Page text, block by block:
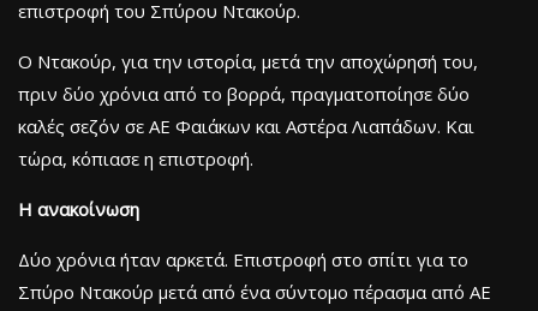
επιστροφή του Σπύρου Ντακούρ.
Ο Ντακούρ, για την ιστορία, μετά την αποχώρησή του,
πριν δύο χρόνια από το βορρά, πραγματοποίησε δύο
καλές σεζόν σε ΑΕ Φαιάκων και Αστέρα Λιαπάδων. Και
τώρα, κόπιασε η επιστροφή.
Η ανακοίνωση
Δύο χρόνια ήταν αρκετά. Επιστροφή στο σπίτι για το
Σπύρο Ντακούρ μετά από ένα σύντομο πέρασμα από ΑΕ